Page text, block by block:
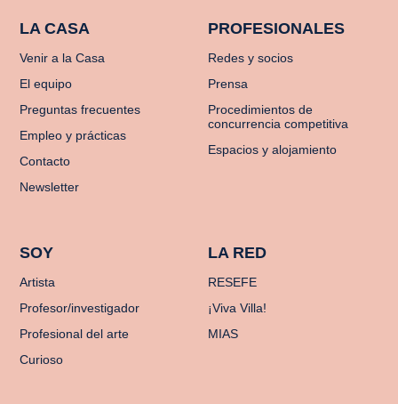
LA CASA
Venir a la Casa
El equipo
Preguntas frecuentes
Empleo y prácticas
Contacto
Newsletter
PROFESIONALES
Redes y socios
Prensa
Procedimientos de
concurrencia competitiva
Espacios y alojamiento
SOY
Artista
Profesor/investigador
Profesional del arte
Curioso
LA RED
RESEFE
¡Viva Villa!
MIAS